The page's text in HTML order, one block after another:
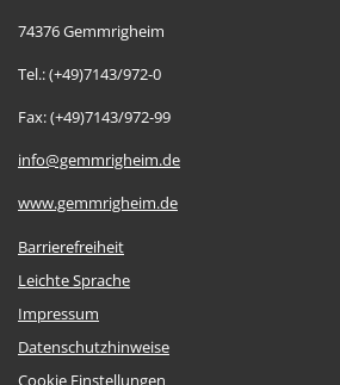
74376 Gemmrigheim
Tel.: (+49)7143/972-0
Fax: (+49)7143/972-99
info@gemmrigheim.de
www.gemmrigheim.de
Barrierefreiheit
Leichte Sprache
Impressum
Datenschutzhinweise
Cookie Einstellungen